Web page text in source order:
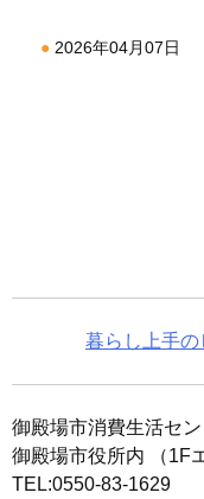
2026年04月07日
暮らし上手
御殿場市消費生活セ
御殿場市役所内 （1F
TEL:0550-83-1629